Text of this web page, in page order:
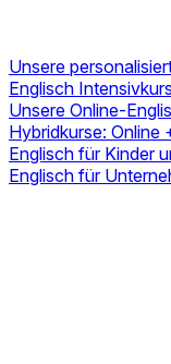
Unsere
Englisch
Unsere Online-
Hybridkurse: Online
Englisch für Kinder
Englisch für